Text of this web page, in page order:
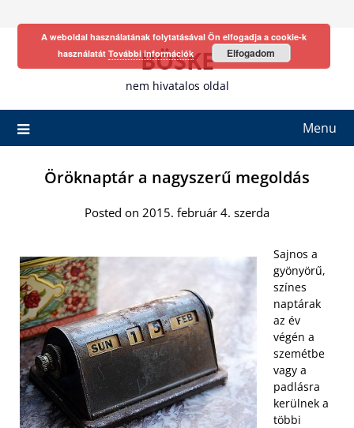
BÖSKE
nem hivatalos oldal
Menu
Öröknaptár a nagyszerű megoldás
Posted on 2015. február 4. szerda
Sajnos a
gyönyörű,
színes
naptárak
az év
végén a
szemétbe
vagy a
padlásra
kerülnek a
többi
A weboldal használatának folytatásával Ön elfogadja a cookie-k
használatát További információk Elfogadom